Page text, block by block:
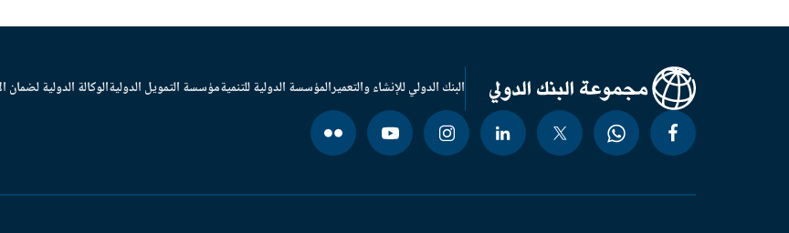
البنك الدولي للإنشاء والتعميرالمؤسسة الدولية للتنميةمؤسسة التمويل الدوليةالوكالة الدولية لضمان